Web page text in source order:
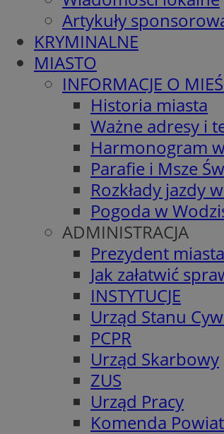
Artykuły
KRYMINALNE
MIASTO
INFORMACJE O
Historia miasta
Ważne adresy i
Harmonogram
Parafie i Msze
Rozkłady jazdy
Pogoda w
ADMINISTRACJA
Prezydent miasta
Jak załatwić
INSTYTUCJE
Urząd Stanu
PCPR
Urząd Skarbowy
ZUS
Urząd Pracy
Komenda